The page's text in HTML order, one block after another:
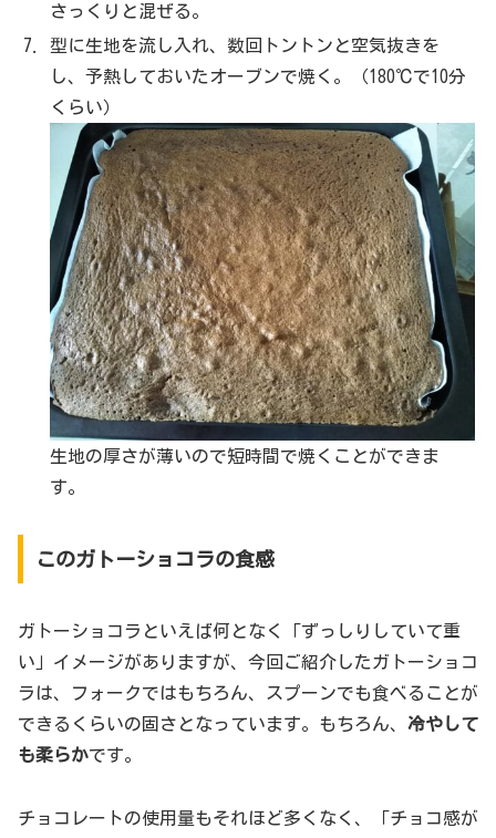
さっくりと混ぜる。
型に生地を流し入れ、数回トントンと空気抜きを
し、予熱しておいたオーブンで焼く。（180℃で10分
くらい）
生地の厚さが薄いので短時間で焼くことができま
す。
このガトーショコラの食感
ガトーショコラといえば何となく「ずっしりしていて重
い」イメージがありますが、今回ご紹介したガトーショコ
ラは、フォークではもちろん、スプーンでも食べることが
できるくらいの固さとなっています。もちろん、 冷やして
も柔らかです。
チョコレートの使用量もそれほど多くなく、「チョコ感が